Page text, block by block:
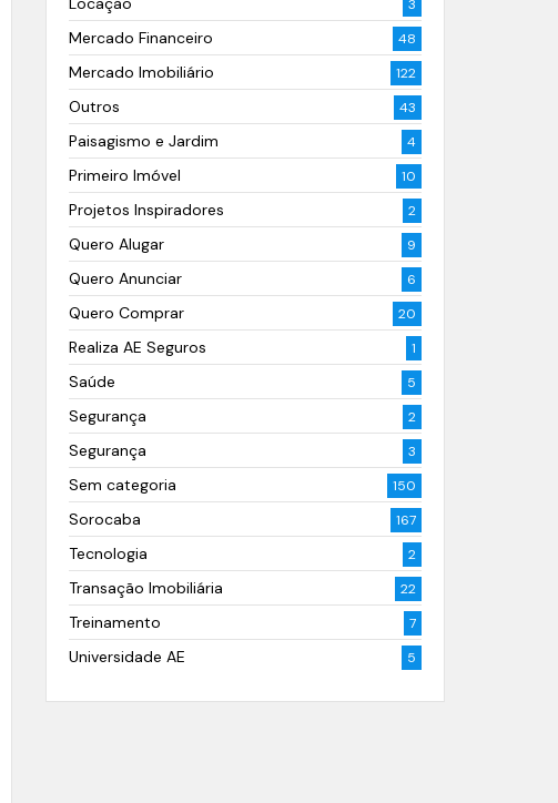
3
Mercado Financeiro 48
Mercado Imobiliário 122
Outros 43
Paisagismo e Jardim 4
Primeiro Imóvel 10
Projetos Inspiradores 2
Quero Alugar 9
Quero Anunciar 6
Quero Comprar 20
Realiza AE Seguros 1
Saúde 5
Segurança 2
Segurança 3
Sem categoria 150
Sorocaba 167
Tecnologia 2
Transação Imobiliária 22
Treinamento 7
Universidade AE 5